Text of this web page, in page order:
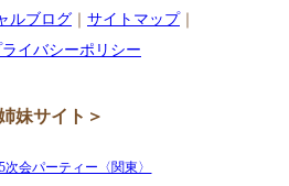
ルブログ｜ サイトマップ｜
ライバシーポリシー
妹サイト＞
次会パーティー〈関東〉